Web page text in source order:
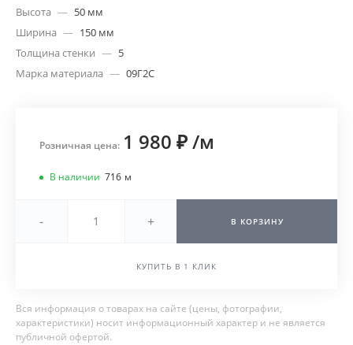
Высота — 50 мм
Ширина — 150 мм
Толщина стенки — 5
Марка материала — 09Г2С
Розничная цена: 1 980 ₽/м
В наличии 716 м
- + В КОРЗИНУ
КУПИТЬ В 1 КЛИК
Вся информация о товарах на сайте (цены, фотографии,
характеристики) носит информационный характер и не является
публичной офертой.